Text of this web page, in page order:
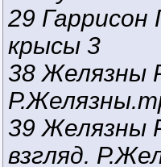
29 Гаррисон
крысы 3
38 Желязны
39 Желязны
взгляд.